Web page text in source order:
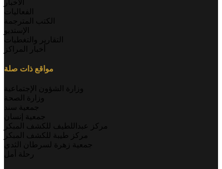
الأخبار
الفعاليات
الكتب المترجمة
الإستديو
التقارير والتغطيات
أخبار المراكز
مواقع ذات صلة
وزارة الشؤون الإجتماعية
وزارة الصحة
جمعية سند
جمعية إنسان
مركز عبداللطيف للكشف المبكر
مركز طيبة للكشف المبكر
جمعية زهرة لسرطان الثدي
رحلة أمل